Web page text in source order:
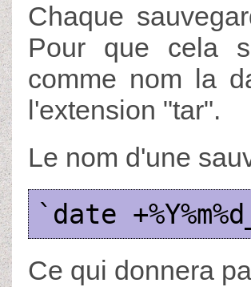
Chaque
Pour que cela
comme nom la
l'extension "tar".
Le nom d'une
`date
Ce qui donnera